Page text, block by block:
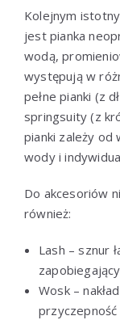
Kolejnym
jest pianka
wodą,
występują w
pełne pianki (z
springsuity (z
pianki zależy
wody i
Do akcesoriów
również:
Lash – sznur
Wosk –